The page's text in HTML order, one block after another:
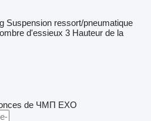
Suspension ressort/pneumatique
d'essieux 3 Hauteur de la
de ЧМП ЕХО